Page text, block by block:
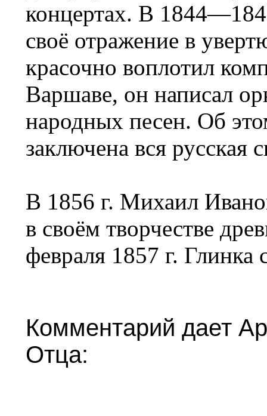
концертах. В
своё отражение в
красочно воплотил
Варшаве, он написал
народных песен. Об
заключена вся русская
В 1856 г. Михаил
в своём творчестве
февраля 1857 г. Глинка
Комментарий дает
Отца: